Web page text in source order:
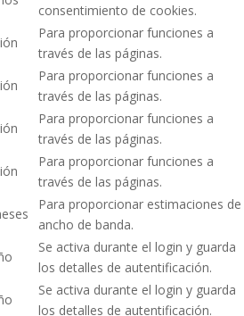
consentimiento de cookies.
Para proporcionar funciones a
través de las páginas.
Para proporcionar funciones a
través de las páginas.
Para proporcionar funciones a
través de las páginas.
Para proporcionar funciones a
través de las páginas.
Para proporcionar estimaciones de
ancho de banda.
Se activa durante el login y guarda
los detalles de autentificación.
Se activa durante el login y guarda
los detalles de autentificación.